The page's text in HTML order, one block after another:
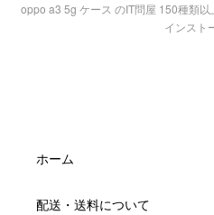
oppo a3 5g ケース のIT問屋 150種類
インスト
ホーム
配送・送料について